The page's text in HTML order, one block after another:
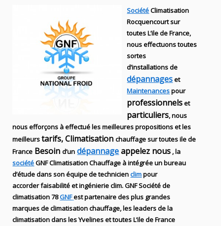
SociétéClimatisation
Rocquencourt sur
toutes L’ile de France,
nous effectuons toutes
sortes
d’installationsde
dépannageset
Maintenancespour
professionnelset
particuliers, nous
nous efforçons à effectué les meilleures propositions et les
meilleurstarifs, Climatisationchauffage sur toutes ile de
France Besoind’un dépannageappelez nous , la
sociétéGNFClimatisation Chauffage à intégrée un bureau
d’étude dans son équipe de technicienclimpour
accorder faisabilité et ingénierieclim.GNFSociété de
climatisation 78GNFest partenaire des plus grandes
marques declimatisation chauffage, les leadersde la
climatisation dans les Yvelines et toutes L’ile de France